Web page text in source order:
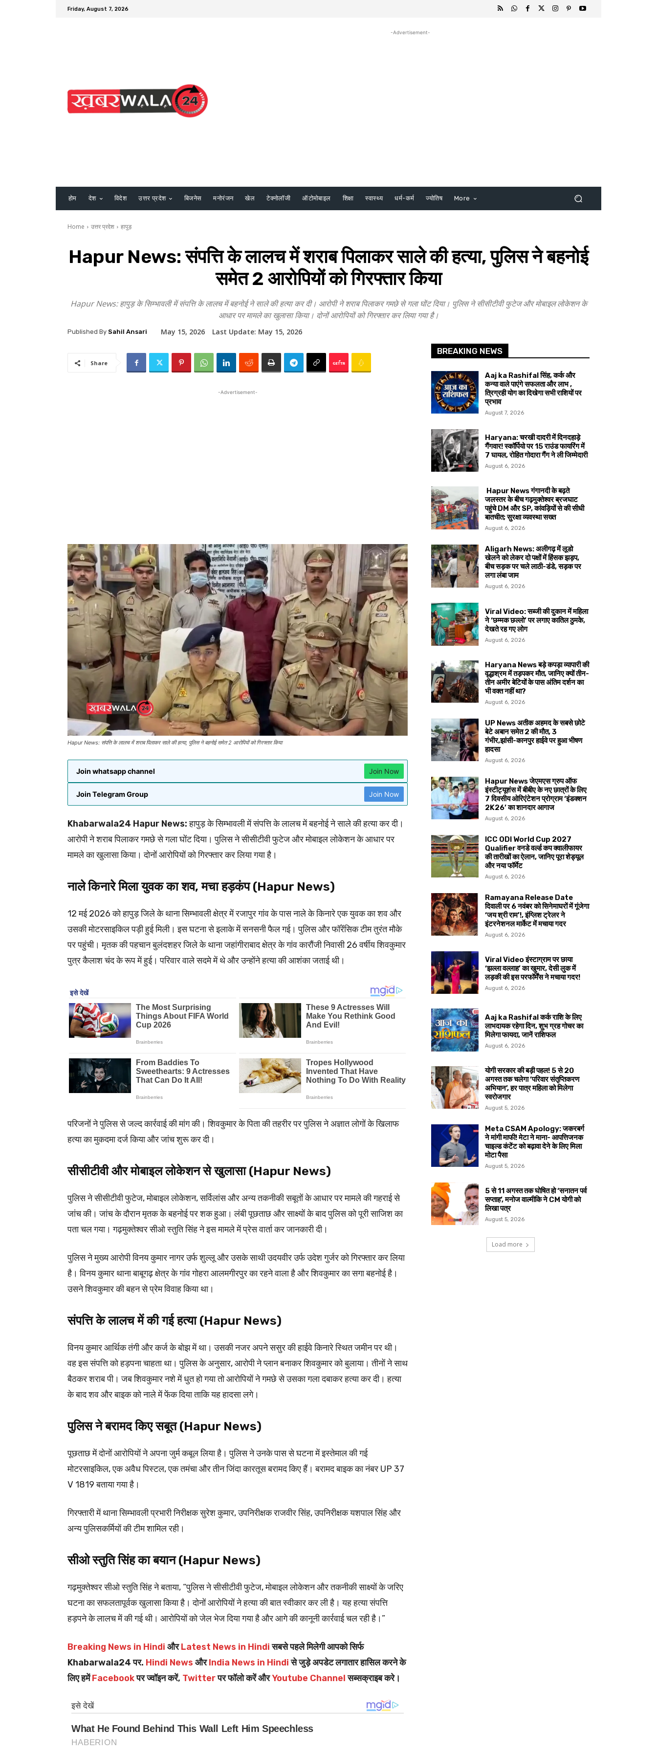
Friday, August 7, 2026
-Advertisement-
होम देश विदेश उत्तर प्रदेश बिजनेस मनोरंजन खेल टेक्नोलॉजी ऑटोमोबाइल शिक्षा स्वास्थ्य धर्म-कर्म ज्योतिष More
Home उत्तर प्रदेश हापुड़
Hapur News: संपत्ति के लालच में शराब पिलाकर साले की हत्या, पुलिस ने बहनोई
समेत 2 आरोपियों को गिरफ्तार किया
Hapur News: हापुड़ के सिम्भावली में संपत्ति के लालच में बहनोई ने साले की हत्या कर दी। आरोपी ने शराब पिलाकर गमछे से गला घोंट दिया। पुलिस ने सीसीटीवी फुटेज और मोबाइल लोकेशन के
आधार पर मामले का खुलासा किया। दोनों आरोपियों को गिरफ्तार कर लिया गया है।
Published By Sahil Ansari May 15, 2026 Last Update: May 15, 2026
Share
-Advertisement-
Hapur News: संपत्ति के लालच में शराब पिलाकर साले की हत्या, पुलिस ने बहनोई समेत 2 आरोपियों को गिरफ्तार किया
Join whatsapp channel Join Now
Join Telegram Group Join Now
Khabarwala24 Hapur News:हापुड़ के सिम्भावली में संपत्ति के लालच में बहनोई ने साले की हत्या कर दी।
आरोपी ने शराब पिलाकर गमछे से गला घोंट दिया। पुलिस ने सीसीटीवी फुटेज और मोबाइल लोकेशन के आधार पर
मामले का खुलासा किया। दोनों आरोपियों को गिरफ्तार कर लिया गया है।
नाले किनारे मिला युवक का शव, मचा हड़कंप (Hapur News)
12 मई 2026 को हापुड़ जिले के थाना सिम्भावली क्षेत्र में रजापुर गांव के पास नाले के किनारे एक युवक का शव और
उसकी मोटरसाइकिल पड़ी हुई मिली। इस घटना से इलाके में सनसनी फैल गई। पुलिस और फॉरेंसिक टीम तुरंत मौके
पर पहुंची। मृतक की पहचान बुलंदशहर जिले के थाना जहांगीराबाद क्षेत्र के गांव कारौंजी निवासी 26 वर्षीय शिवकुमार
पुत्र कैलाश चंद के रूप में हुई। परिवार वाले सदमे में थे और उन्होंने हत्या की आशंका जताई थी।
परिजनों ने पुलिस से जल्द कार्रवाई की मांग की। शिवकुमार के पिता की तहरीर पर पुलिस ने अज्ञात लोगों के खिलाफ
हत्या का मुकदमा दर्ज किया और जांच शुरू कर दी।
सीसीटीवी और मोबाइल लोकेशन से खुलासा (Hapur News)
पुलिस ने सीसीटीवी फुटेज, मोबाइल लोकेशन, सर्विलांस और अन्य तकनीकी सबूतों के आधार पर मामले की गहराई से
जांच की। जांच के दौरान मृतक के बहनोई पर शक हुआ। लंबी पूछताछ और साक्ष्यों के बाद पुलिस को पूरी साजिश का
पता चल गया। गढ़मुक्तेश्वर सीओ स्तुति सिंह ने इस मामले में प्रेस वार्ता कर जानकारी दी।
पुलिस ने मुख्य आरोपी विनय कुमार नागर उर्फ शुल्लू और उसके साथी उदयवीर उर्फ उदेश गुर्जर को गिरफ्तार कर लिया
है। विनय कुमार थाना बाबूगढ़ क्षेत्र के गांव गोहरा आलमगीरपुर का रहने वाला है और शिवकुमार का सगा बहनोई है।
उसने शिवकुमार की बहन से प्रेम विवाह किया था।
संपत्ति के लालच में की गई हत्या (Hapur News)
विनय कुमार आर्थिक तंगी और कर्ज के बोझ में था। उसकी नजर अपने ससुर की हाईवे किनारे स्थित जमीन पर थी।
वह इस संपत्ति को हड़पना चाहता था। पुलिस के अनुसार, आरोपी ने प्लान बनाकर शिवकुमार को बुलाया। तीनों ने साथ
बैठकर शराब पी। जब शिवकुमार नशे में धुत हो गया तो आरोपियों ने गमछे से उसका गला दबाकर हत्या कर दी। हत्या
के बाद शव और बाइक को नाले में फेंक दिया ताकि यह हादसा लगे।
पुलिस ने बरामद किए सबूत (Hapur News)
पूछताछ में दोनों आरोपियों ने अपना जुर्म कबूल लिया है। पुलिस ने उनके पास से घटना में इस्तेमाल की गई
मोटरसाइकिल, एक अवैध पिस्टल, एक तमंचा और तीन जिंदा कारतूस बरामद किए हैं। बरामद बाइक का नंबर UP 37
V 1819 बताया गया है।
गिरफ्तारी में थाना सिम्भावली प्रभारी निरीक्षक सुरेश कुमार, उपनिरीक्षक राजवीर सिंह, उपनिरीक्षक यशपाल सिंह और
अन्य पुलिसकर्मियों की टीम शामिल रही।
सीओ स्तुति सिंह का बयान (Hapur News)
गढ़मुक्तेश्वर सीओ स्तुति सिंह ने बताया, “पुलिस ने सीसीटीवी फुटेज, मोबाइल लोकेशन और तकनीकी साक्ष्यों के जरिए
घटना का सफलतापूर्वक खुलासा किया है। दोनों आरोपियों ने हत्या की बात स्वीकार कर ली है। यह हत्या संपत्ति
हड़पने के लालच में की गई थी। आरोपियों को जेल भेज दिया गया है और आगे की कानूनी कार्रवाई चल रही है।”
Breaking News in Hindi औरLatest News in Hindiसबसे पहले मिलेगी आपको सिर्फ
Khabarwala24 पर. Hindi News औरIndia News in Hindiसे जुड़े अपडेट लगातार हासिल करने के
लिए हमेंFacebookपर ज्वॉइन करें, Twitterपर फॉलो करें औरYoutube Channelसब्सक्राइब करे।
BREAKING NEWS
Aaj ka Rashifal सिंह, कर्क और
कन्या वाले पाएंगे सफलता और लाभ ,
त्रिग्रही योग का दिखेगा सभी राशियों पर
प्रभाव
August 7, 2026
Haryana: चरखी दादरी में दिनदहाड़े
गैंगवार! स्कॉर्पियो पर 15 राउंड फायरिंग में
7 घायल, रोहित गोदारा गैंग ने ली जिम्मेदारी
August 6, 2026
Hapur News गंगानदी के बढ़ते
जलस्तर के बीच गढ़मुक्तेश्वर ब्रजघाट
पहुंचे DM और SP, कांवड़ियों से की सीधी
बातचीत; सुरक्षा व्यवस्था सख्त
August 6, 2026
Aligarh News: अलीगढ़ में लूडो
खेलने को लेकर दो पक्षों में हिंसक झड़प,
बीच सड़क पर चले लाठी-डंडे, सड़क पर
लगा लंबा जाम
August 6, 2026
Viral Video: सब्जी की दुकान में महिला
ने ‘छम्मक छल्लो’ पर लगाए कातिल ठुमके,
देखते रह गए लोग
August 6, 2026
Haryana News बड़े कपड़ा व्यापारी की
वृद्धाश्रम में तड़पकर मौत, जानिए क्यों तीन-
तीन अमीर बेटियों के पास अंतिम दर्शन का
भी वक्त नहीं था?
August 6, 2026
UP News अतीक अहमद के सबसे छोटे
बेटे अबान समेत 2 की मौत, 3
गंभीर,झांसी-कानपुर हाईवे पर हुआ भीषण
हादसा
August 6, 2026
Hapur News जेएमएस ग्रुप ऑफ
इंस्टीट्यूशंस में बीबीए के नए छात्रों के लिए
7 दिवसीय ओरिएंटेशन प्रोग्राम ‘इंडक्शन
2K26’ का शानदार आगाज
August 6, 2026
ICC ODI World Cup 2027
Qualifier वनडे वर्ल्ड कप क्वालीफायर
की तारीखों का ऐलान, जानिए पूरा शेड्यूल
और नया फॉर्मेट
August 6, 2026
Ramayana Release Date
दिवाली पर 6 नवंबर को सिनेमाघरों में गूंजेगा
‘जय श्री राम’!, इंग्लिश ट्रेलर ने
इंटरनेशनल मार्केट में मचाया गदर
August 6, 2026
Viral Video इंस्टाग्राम पर छाया
‘झल्ला वल्लाह’ का खुमार, देसी लुक में
लड़की की इस परफॉर्मेंस ने मचाया गदर!
August 6, 2026
Aaj ka Rashifal कर्क राशि के लिए
लाभदायक रहेगा दिन, शुभ ग्रह गोचर का
मिलेगा फायदा, जानें राशिफल
August 6, 2026
योगी सरकार की बड़ी पहल! 5 से 20
अगस्त तक चलेगा ‘परिवार संतृप्तिकरण
अभियान’, हर पात्र महिला को मिलेगा
स्वरोजगार
August 5, 2026
Meta CSAM Apology: जकरबर्ग
ने मांगी माफी! मेटा ने माना- आपत्तिजनक
चाइल्ड कंटेंट को बढ़ावा देने के लिए मिला
मोटा पैसा
August 5, 2026
5 से 11 अगस्त तक घोषित हो ‘सनातन पर्व
सप्ताह’, मनोज वाल्मीकि ने CM योगी को
लिखा पत्र
August 5, 2026
Load more